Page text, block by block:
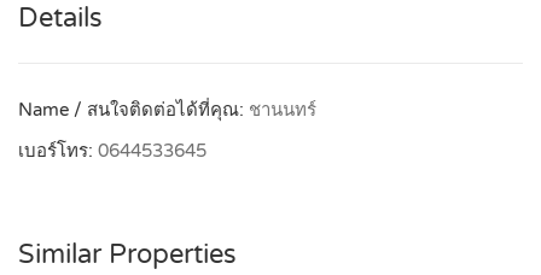
Details
Name / สนใจติดต่อได้ที่คุณ: ชานนทร์
เบอร์โทร: 0644533645
Similar Properties